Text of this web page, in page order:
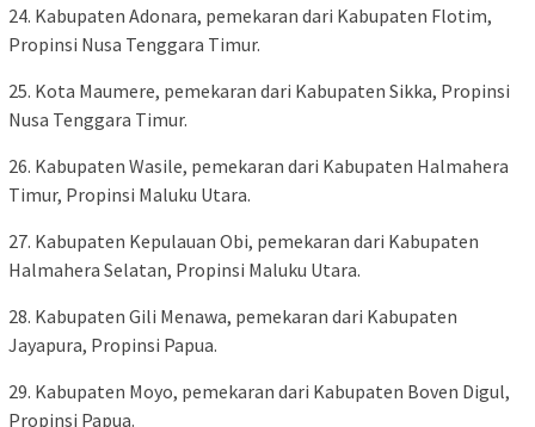
24. Kabupaten Adonara, pemekaran dari Kabupaten Flotim,
Propinsi Nusa Tenggara Timur.
25. Kota Maumere, pemekaran dari Kabupaten Sikka, Propinsi
Nusa Tenggara Timur.
26. Kabupaten Wasile, pemekaran dari Kabupaten Halmahera
Timur, Propinsi Maluku Utara.
27. Kabupaten Kepulauan Obi, pemekaran dari Kabupaten
Halmahera Selatan, Propinsi Maluku Utara.
28. Kabupaten Gili Menawa, pemekaran dari Kabupaten
Jayapura, Propinsi Papua.
29. Kabupaten Moyo, pemekaran dari Kabupaten Boven Digul,
Propinsi Papua.